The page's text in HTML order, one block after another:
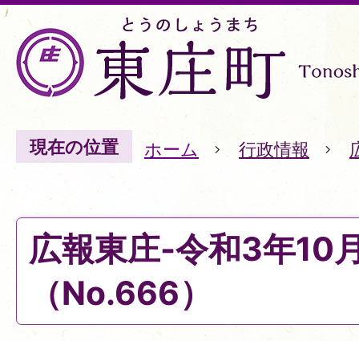
現在の位置 ホーム 行政情報
広報東庄-令和3年10
（No.666）